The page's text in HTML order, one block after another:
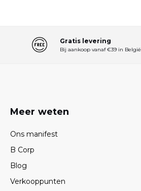
Gratis levering
Bij aankoop vanaf €39 in België
Meer weten
Ons manifest
B Corp
Blog
Verkooppunten